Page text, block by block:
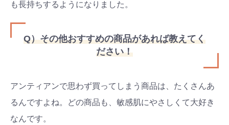
も長持ちするようになりました。
Q）その他おすすめの商品があれば教えてく
ださい！
アンティアンで思わず買ってしまう商品は、たくさんあ
るんですよね。どの商品も、敏感肌にやさしくて大好き
なんです。